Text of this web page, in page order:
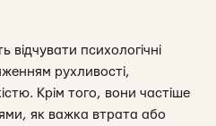
психологічні
рухливості,
Крім того, вони частіше
як важка втрата або